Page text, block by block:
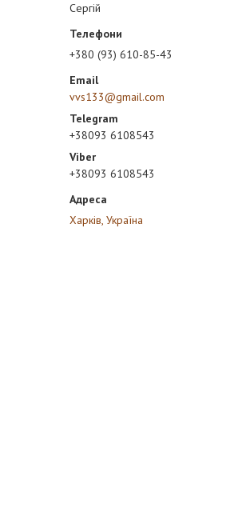
Сергій
+380 (93) 610-85-43
vvs133@gmail.com
+38093 6108543
+38093 6108543
Харків, Україна